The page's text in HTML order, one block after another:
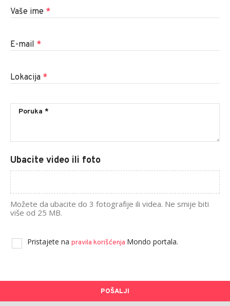
Vaše ime *
E-mail *
Lokacija *
Ubacite video ili foto
Možete da ubacite do 3 fotografije ili videa. Ne smije biti
više od 25 MB.
Pristajete na pravila korišćenja Mondo portala.
POŠALJI